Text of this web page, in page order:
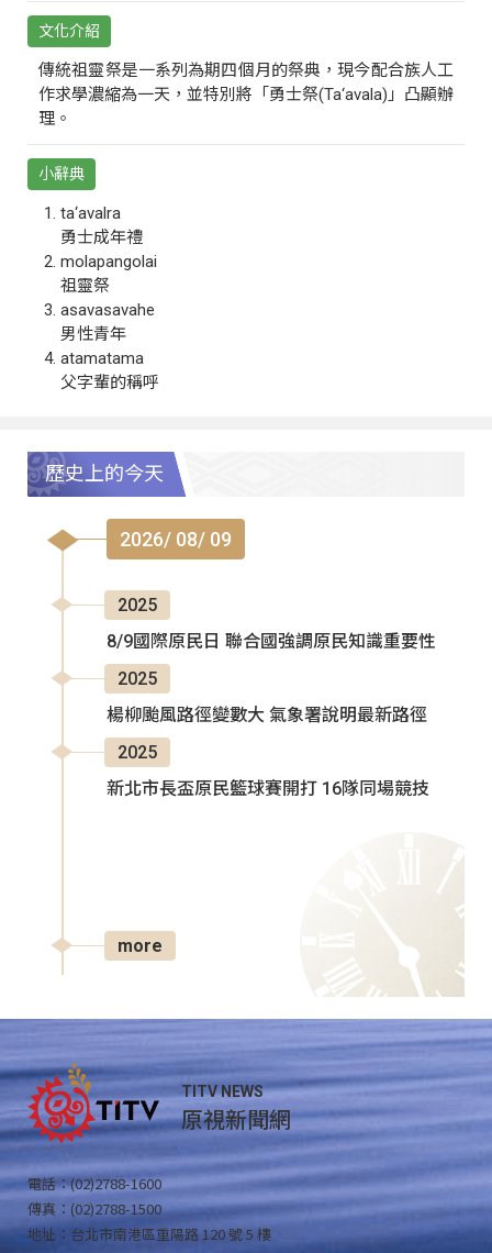
文化介紹
傳統祖靈祭是一系列為期四個月的祭典，現今配合族人工
作求學濃縮為一天，並特別將「勇士祭(Ta‘avala)」凸顯辦
理。
小辭典
ta‘avalra
勇士成年禮
molapangolai
祖靈祭
asavasavahe
男性青年
atamatama
父字輩的稱呼
歷史上的今天
2026/ 08/ 09
2025
8/9國際原民日 聯合國強調原民知識重要性
2025
楊柳颱風路徑變數大 氣象署說明最新路徑
2025
新北市長盃原民籃球賽開打 16隊同場競技
more
TITV NEWS
原視新聞網
電話：(02)2788-1600
傳真：(02)2788-1500
地址：台北市南港區重陽路 120 號 5 樓